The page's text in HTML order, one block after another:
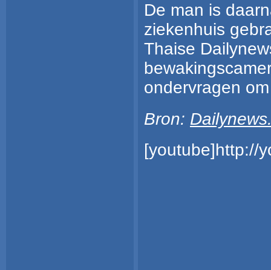
De man is
ziekenhuis
Thaise
ondervragen
Bron:
[youtube]http://